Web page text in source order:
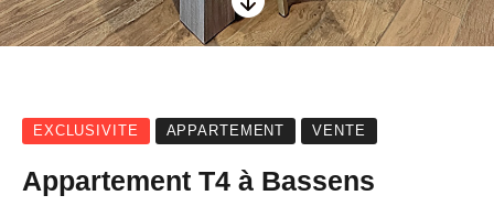
EXCLUSIVITE APPARTEMENT VENTE
Appartement T4 à Bassens